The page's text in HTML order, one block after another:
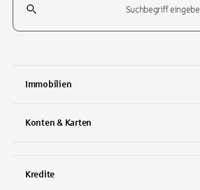
Immobilien
Konten & Karten
Kredite